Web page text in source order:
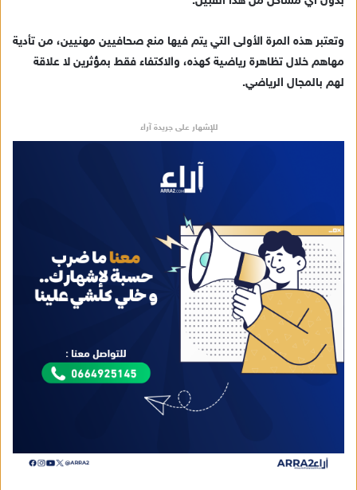
وتعتبر هذه المرة الأولى التي يتم فيها منع صحافيين مهنيين، من تأدية
مهاهم خلال تظاهرة رياضية كهذه، والاكتفاء فقط بمؤثرين لا علاقة
لهم بالمجال الرياضي.
للإشهار على جريدة آراء